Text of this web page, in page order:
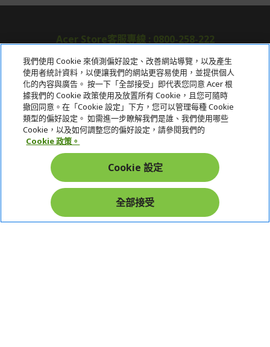
Acer Store客服專線 : 0800-258-222
關於宏碁
服務
宏碁網路商城
在社群上追蹤 Acer
我們使用 Cookie 來偵測偏好設定、改善網站導覽，以及產生
使用者統計資料，以便讓我們的網站更容易使用，並提供個人
化的內容與廣告。 按一下「全部接受」即代表您同意 Acer 根
據我們的 Cookie 政策使用及放置所有 Cookie，且您可隨時
撤回同意。在「Cookie 設定」下方，您可以管理每種 Cookie
類型的偏好設定。 如需進一步瞭解我們是誰、我們使用哪些
Cookie，以及如何調整您的偏好設定，請參閱我們的
Cookie 政策。
Cookie 設定
全部接受